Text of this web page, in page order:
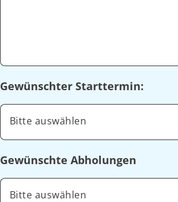
Gewünschter Starttermin:
Bitte auswählen
Gewünschte Abholungen
Bitte auswählen